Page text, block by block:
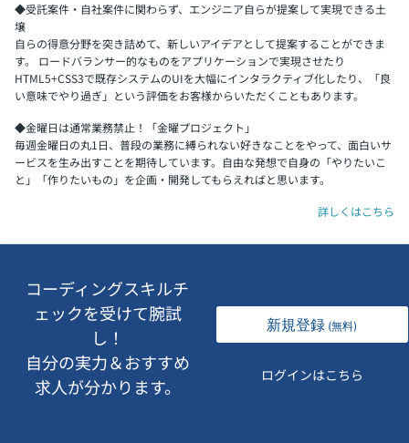
◆受託案件・自社案件に関わらず、エンジニア自らが提案して実現できる土
壌
自らの得意分野を突き詰めて、新しいアイデアとして提案することができま
す。 ロードバランサー的なものをアプリケーションで実現させたり
HTML5+CSS3で既存システムのUIを大幅にインタラクティブ化したり、「良
い意味でやり過ぎ」という評価をお客様からいただくこともあります。
◆金曜日は通常業務禁止！「金曜プロジェクト」
毎週金曜日の丸1日、普段の業務に縛られない好きなことをやって、面白いサ
ービスを生み出すことを期待しています。自由な発想で自身の「やりたいこ
と」「作りたいもの」を企画・開発してもらえればと思います。
詳しくはこちら
コーディングスキルチ
ェックを受けて腕試
し！
自分の実力＆おすすめ
求人が分かります。
新規登録 (無料)
ログインはこちら